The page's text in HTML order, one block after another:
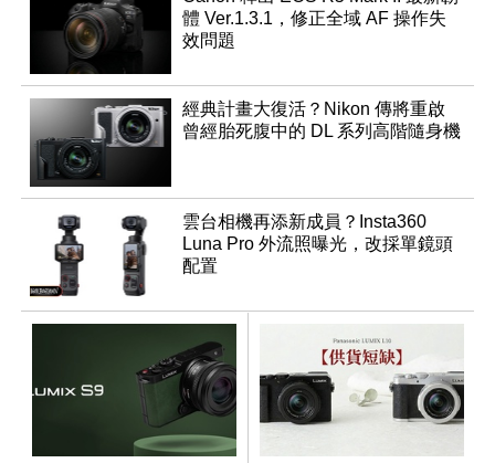
體 Ver.1.3.1，修正全域 AF 操作失
效問題
經典計畫大復活？Nikon 傳將重啟
曾經胎死腹中的 DL 系列高階隨身機
雲台相機再添新成員？Insta360
Luna Pro 外流照曝光，改採單鏡頭
配置